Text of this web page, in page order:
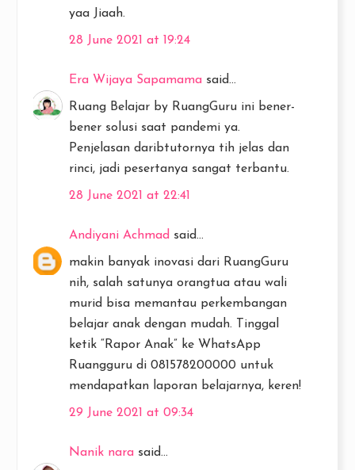
yaa Jiaah.
28 June 2021 at 19:24
Era Wijaya Sapamama said...
Ruang Belajar by RuangGuru ini bener-
bener solusi saat pandemi ya.
Penjelasan daribtutornya tih jelas dan
rinci, jadi pesertanya sangat terbantu.
28 June 2021 at 22:41
Andiyani Achmad said...
makin banyak inovasi dari RuangGuru
nih, salah satunya orangtua atau wali
murid bisa memantau perkembangan
belajar anak dengan mudah. Tinggal
ketik “Rapor Anak” ke WhatsApp
Ruangguru di 081578200000 untuk
mendapatkan laporan belajarnya, keren!
29 June 2021 at 09:34
Nanik nara said...